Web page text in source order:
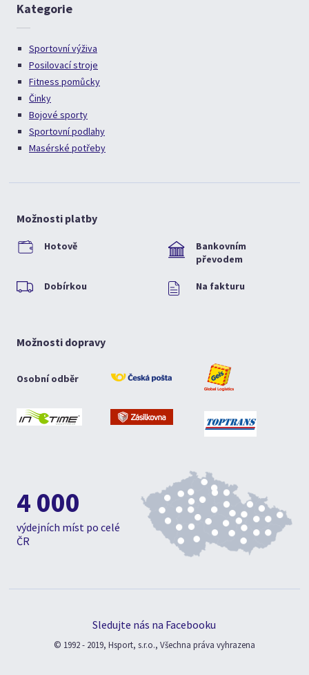
Kategorie
Sportovní výživa
Posilovací stroje
Fitness pomůcky
Činky
Bojové sporty
Sportovní podlahy
Masérské potřeby
Možnosti platby
Hotově
Bankovním
převodem
Dobírkou Na fakturu
Možnosti dopravy
Osobní odběr
4 000
výdejních míst po celé
ČR
Sledujte nás na Facebooku
© 1992 - 2019, Hsport, s.r.o., Všechna práva vyhrazena